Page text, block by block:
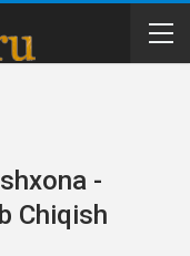
-
Chiqish